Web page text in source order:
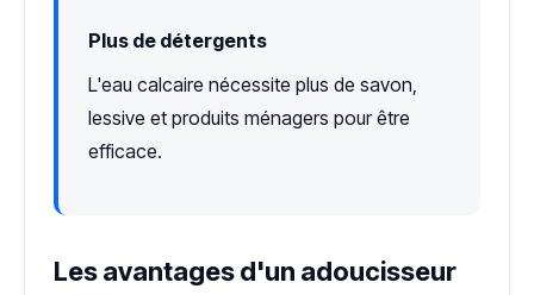
Plus de détergents
L'eau calcaire nécessite plus de savon,
lessive et produits ménagers pour être
efficace.
Les avantages d'un adoucisseur